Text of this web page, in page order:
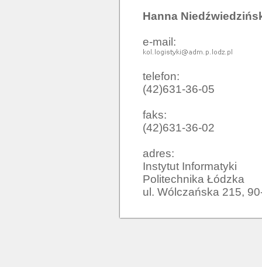
Hanna
e-mail:
telefon:
(42)631-36-05
faks:
(42)631-36-02
adres:
Instytut Informatyki
Politechnika Łódzka
ul. Wólczańska 215,